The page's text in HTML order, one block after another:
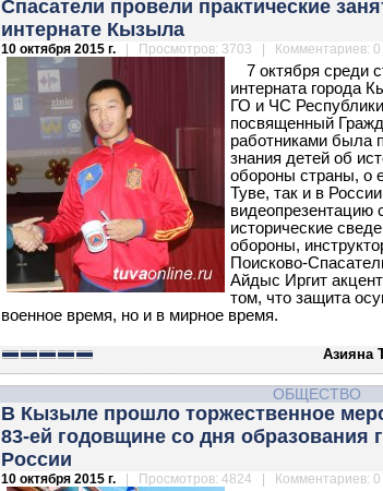
Спасатели провели практические
интернате Кызыла
10 октября 2015 г. | Просмотров: 3703 | Комментариев: 0
7 октября среди
интерната города
ГО и ЧС
посвященный
работниками была
знания детей об
обороны страны, о
Туве, так и в
видеопрезентацию
исторические
обороны,
Поисково-
Айдыс Иргит
том, что защита
военное время, но и в мирное время.
Азияна
ОБЩЕСТВО
В Кызыле прошло торжественное
83-ей годовщине со дня образования
России
10 октября 2015 г. | Просмотров: 4824 | Комментариев: 0